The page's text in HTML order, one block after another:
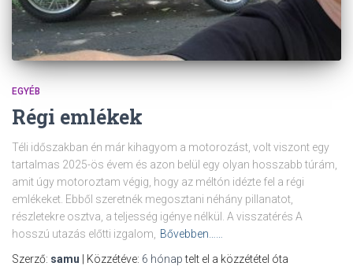
EGYÉB
Régi emlékek
Téli időszakban én már kihagyom a motorozást, volt viszont egy
tartalmas 2025-ös évem és azon belül egy olyan hosszabb túrám,
amit úgy motoroztam végig, hogy az méltón idézte fel a régi
emlékeket. Ebből szeretnék megosztani néhány pillanatot,
részletekre osztva, a teljesség igénye nélkül. A visszatérés A
hosszú utazás előtti izgalom,
Bővebben……
Szerző: samu | Közzétéve: 6 hónaptelt el a közzététel óta